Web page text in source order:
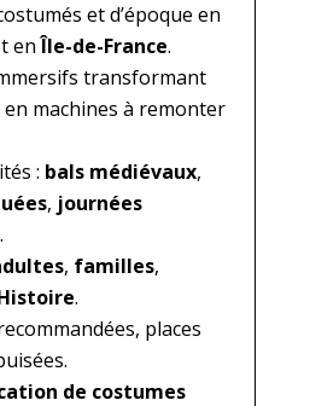
et d’époque en
enÎle-de-France.
transformant
en machines à remonter
: bals médiévaux,
, journées
.
, familles,
.
places
de costumes